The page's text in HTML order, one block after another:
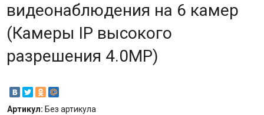
видеонаблюдения на 6 камер
(Камеры IP высокого
разрешения 4.0MP)
Артикул: Без артикула